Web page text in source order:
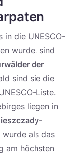
in die UNESCO-
wurde, sind
der
sind sie die
Liste.
liegen in
wurde als das
am höchsten